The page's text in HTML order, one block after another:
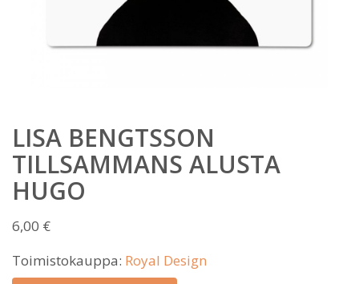
LISA BENGTSSON
TILLSAMMANS ALUSTA
HUGO
6,00 €
Toimistokauppa: Royal Design